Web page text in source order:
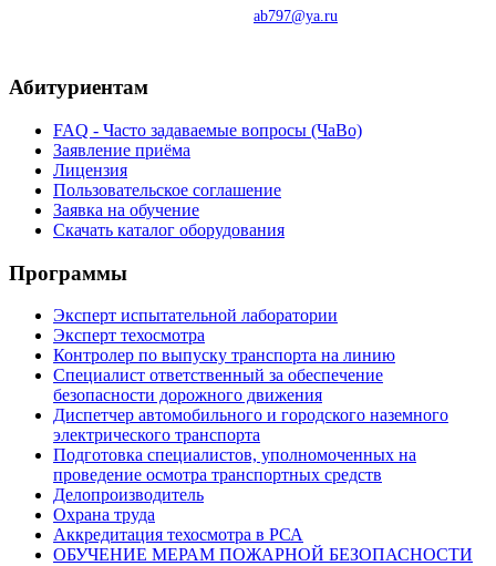
ab797@ya.ru
Абитуриентам
FAQ - Часто задаваемые вопросы (ЧаВо)
Заявление приёма
Лицензия
Пользовательское соглашение
Заявка на обучение
Скачать каталог оборудования
Программы
Эксперт испытательной лаборатории
Эксперт техосмотра
Контролер по выпуску транспорта на линию
Специалист ответственный за обеспечение
безопасности дорожного движения
Диспетчер автомобильного и городского наземного
электрического транспорта
Подготовка специалистов, уполномоченных на
проведение осмотра транспортных средств
Делопроизводитель
Охрана труда
Аккредитация техосмотра в РСА
ОБУЧЕНИЕ МЕРАМ ПОЖАРНОЙ БЕЗОПАСНОСТИ